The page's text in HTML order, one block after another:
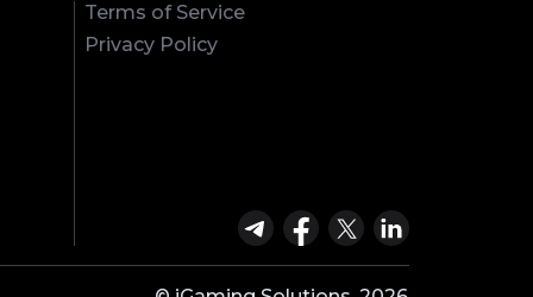
Terms of Service
Privacy Policy